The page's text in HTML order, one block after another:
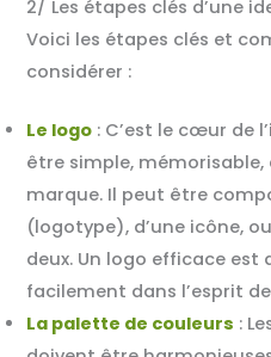
2/ Les étapes clés d’une
Voici les étapes clés et
considérer :
Le logo : C’est le cœur de
être simple, mémorisable,
marque. Il peut être
(logotype), d’une icône,
deux. Un logo efficace
facilement dans l’esprit
La palette de couleurs :